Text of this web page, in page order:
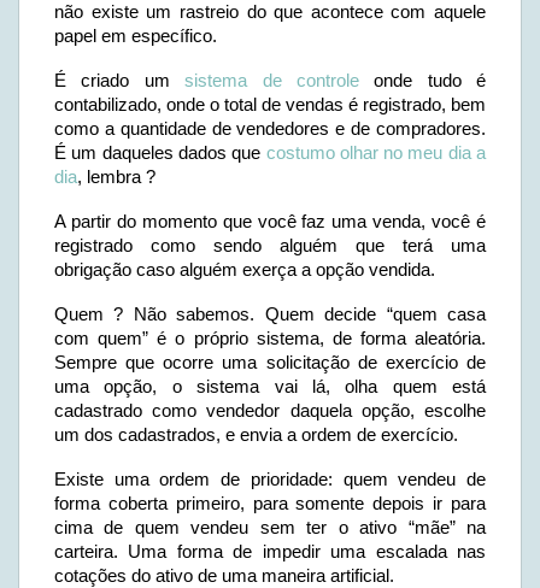
não existe um rastreio do que acontece com aquele
papel em específico.
É criado umsistema de controleonde tudo é
contabilizado, onde o total de vendas é registrado, bem
como a quantidade de vendedores e de compradores.
É um daqueles dados que costumo olhar no meu dia a
dia, lembra ?
A partir do momento que você faz uma venda, você é
registrado como sendo alguém que terá uma
obrigação caso alguém exerça a opção vendida.
Quem ? Não sabemos. Quem decide “quem casa
com quem” é o próprio sistema, de forma aleatória.
Sempre que ocorre uma solicitação de exercício de
uma opção, o sistema vai lá, olha quem está
cadastrado como vendedor daquela opção, escolhe
um dos cadastrados, e envia a ordem de exercício.
Existe uma ordem de prioridade: quem vendeu de
forma coberta primeiro, para somente depois ir para
cima de quem vendeu sem ter o ativo “mãe” na
carteira. Uma forma de impedir uma escalada nas
cotações do ativo de uma maneira artificial.